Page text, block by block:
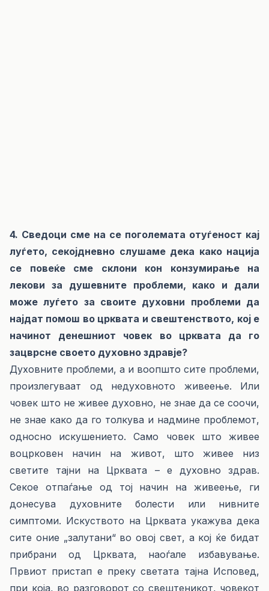
4. Сведоци сме на се поголемата отуѓеност кај
луѓето, секојдневно слушаме дека како нација
се повеќе сме склони кон конзумирање на
лекови за душевните проблеми, како и дали
може луѓето за своите духовни проблеми да
најдат помош во црквата и свештенството, кој е
начинот денешниот човек во црквата да го
зацврсне своето духовно здравје?
Духовните проблеми, а и воопшто сите проблеми,
произлегуваат од недуховното живеење. Или
човек што не живее духовно, не знае да се соочи,
не знае како да го толкува и надмине проблемот,
односно искушението. Само човек што живее
воцрковен начин на живот, што живее низ
светите тајни на Црквата – е духовно здрав.
Секое отпаѓање од тој начин на живеење, ги
донесува духовните болести или нивните
симптоми. Искуството на Црквата укажува дека
сите оние „залутани“ во овој свет, а кој ќе бидат
прибрани од Црквата, наоѓале избавување.
Првиот пристап е преку светата тајна Исповед,
при која, во разговорот со свештеникот, човекот